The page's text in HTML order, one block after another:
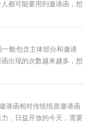
都可能要用到邀请函，想
下面是小...
般包含主体部分和邀请
出现的次数越来越多，想
集整理的...
请函相对传统纸质邀请函
，日益开放的今天，需要